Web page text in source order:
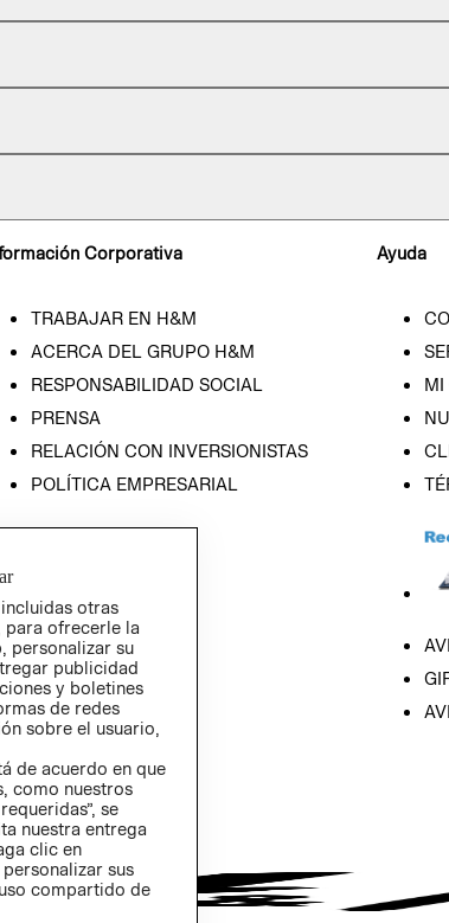
Corporativa
TRABAJAR EN H&M
ACERCA DEL GRUPO H&M
RESPONSABILIDAD SOCIAL
PRENSA
RELACIÓN CON INVERSIONISTAS
POLÍTICA EMPRESARIAL
Ayuda
MI
otras
para ofrecerle la
personalizar su
publicidad
y boletines
de redes
sobre el usuario,
de acuerdo en que
como nuestros
se
nuestra entrega
clic en
sus
compartido de